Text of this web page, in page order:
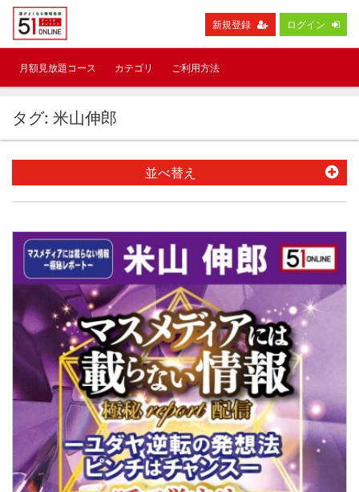
新規登録 ログイン
月額見放題コース カテゴリ ご利用方法
タグ: 米山伸郎
並べ替え